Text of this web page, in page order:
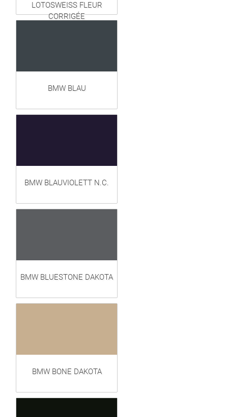
LOTOSWEISS FLEUR
CORRIGÉE
BMW BLAU
BMW BLAUVIOLETT N.C.
BMW BLUESTONE DAKOTA
BMW BONE DAKOTA